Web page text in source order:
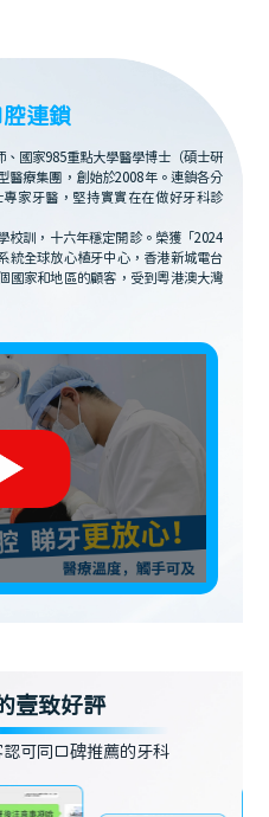
連鎖
國家985重點大學醫學博士（碩士研
醫療集團，創始於2008年。連鎖各分
家牙醫，堅持實實在在做好牙科診
校訓，十六年穩定開診。榮獲「2024
統全球放心植牙中心，香港新城電台
國家和地區的顧客，受到粵港澳大灣
壹致好評
可同口碑推薦的牙科